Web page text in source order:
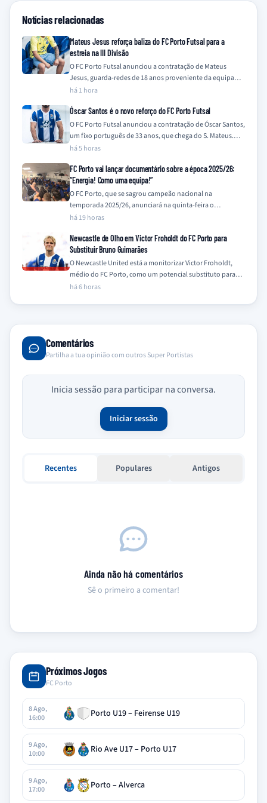
Notícias relacionadas
Mateus Jesus reforça baliza do FC Porto Futsal para a
estreia na III Divisão
O FC Porto Futsal anunciou a contratação de Mateus
Jesus, guarda-redes de 18 anos proveniente da equipa
Sub-19 do clube, para a…
há 1 hora
Óscar Santos é o novo reforço do FC Porto Futsal
O FC Porto Futsal anunciou a contratação de Óscar Santos,
um fixo português de 33 anos, que chega do S. Mateus.
O…
há 5 horas
FC Porto vai lançar documentário sobre a época 2025/26:
“Energia! Como uma equipa!”
O FC Porto, que se sagrou campeão nacional na
temporada 2025/26, anunciará na quinta-feira o
lançamento de um documentário que retrata a…
há 19 horas
Newcastle de Olho em Victor Froholdt do FC Porto para
Substituir Bruno Guimarães
O Newcastle United está a monitorizar Victor Froholdt,
médio do FC Porto, como um potencial substituto para
Bruno Guimarães, que se encontra…
há 6 horas
Comentários
Partilha a tua opinião com outros Super Portistas
Inicia sessão para participar na conversa.
Iniciar sessão
Recentes Populares Antigos
Ainda não há comentários
Sê o primeiro a comentar!
Próximos Jogos
FC Porto
8 Ago,
16:00
Porto U19 – Feirense U19
9 Ago,
10:00
Rio Ave U17 – Porto U17
9 Ago,
17:00
Porto – Alverca